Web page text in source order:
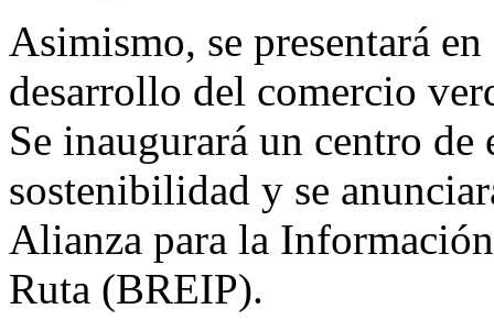
Asimismo, se presentará
desarrollo del comercio
Se inaugurará un centro
sostenibilidad y se
Alianza para la
Ruta (BREIP).